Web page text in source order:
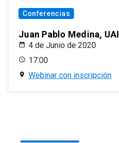
Conferencias
Juan Pablo Medina, UAI
4 de Junio de 2020
17:00
Webinar con inscripción